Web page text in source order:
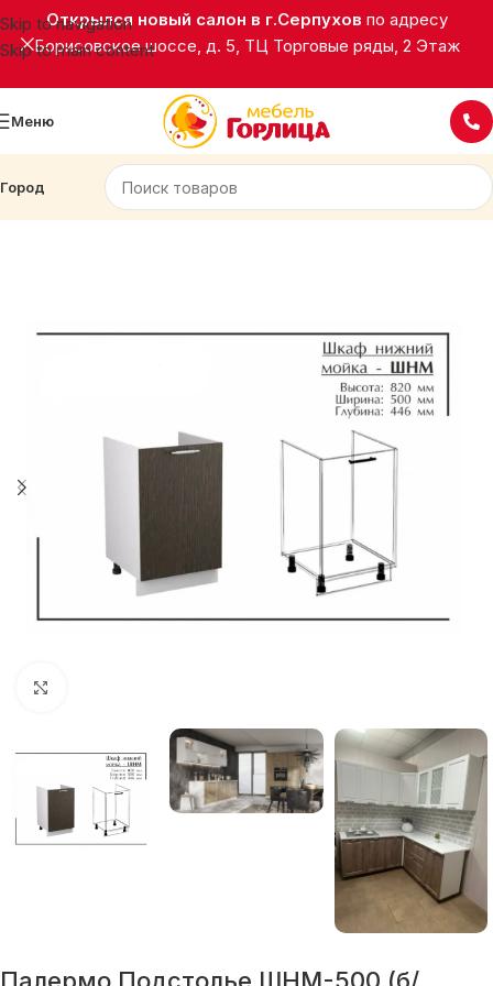
Skip to navigation
Skip to main content
Открылся новый салон в г.Серпухов по адресу
Борисовское шоссе, д. 5, ТЦ Торговые ряды, 2 Этаж
Меню
Город
Кухни Палермо
Палермо Подстолье ШНМ-500 (б/